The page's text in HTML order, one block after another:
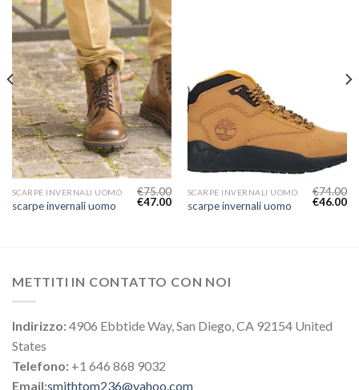
SCARPE INVERNALI UOMO
scarpe invernali uomo
€75.00
€47.00
SCARPE INVERNALI UOMO
scarpe invernali uomo
€74.00
€46.00
METTITI IN CONTATTO CON NOI
Indirizzo:4906 Ebbtide Way, San Diego, CA 92154 United
States
Telefono: +1 646 868 9032
Email:smithtom236@yahoo.com